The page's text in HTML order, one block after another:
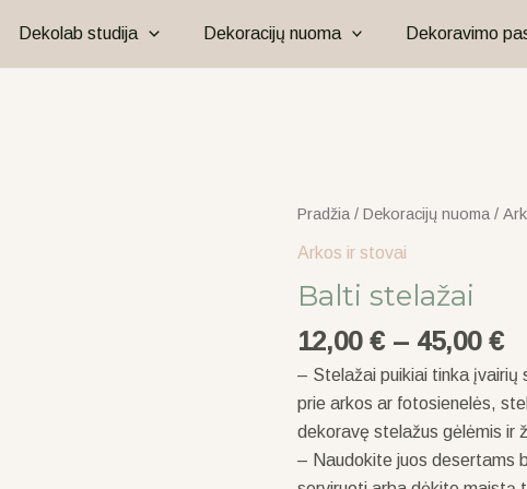
Dekolab studija Dekoracijų nuoma Dekoravimo
Pradžia / Dekoracijų nuoma /
Arkos ir stovai
Balti stelažai
12,00 €– 45,00 €
– Stelažai puikiai tinka įvairių
prie arkos ar fotosienelės,
dekoravę stelažus gėlėmis ir
– Naudokite juos desertams
produkto
stelažai